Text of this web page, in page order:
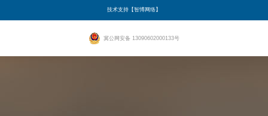
技术支持【智博网络】
冀公网安备 13090602000133号